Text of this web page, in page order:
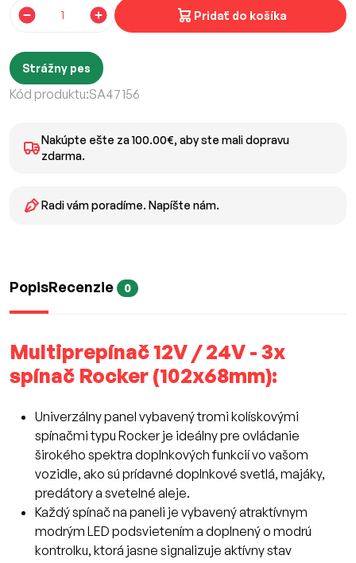
Pridať do košíka
Strážny pes
Kód produktu:SA47156
Nakúpte ešte za 100.00€, aby ste mali dopravu
zdarma.
Radi vám poradíme. Napíšte nám.
PopisRecenzie 0
Multiprepínač 12V / 24V - 3x
spínač Rocker (102x68mm):
Univerzálny panel vybavený tromi kolískovými
spínačmi typu Rocker je ideálny pre ovládanie
širokého spektra doplnkových funkcií vo vašom
vozidle, ako sú prídavné doplnkové svetlá, majáky,
predátory a svetelné aleje.
Každý spínač na paneli je vybavený atraktívnym
modrým LED podsvietením a doplnený o modrú
kontrolku, ktorá jasne signalizuje aktívny stav